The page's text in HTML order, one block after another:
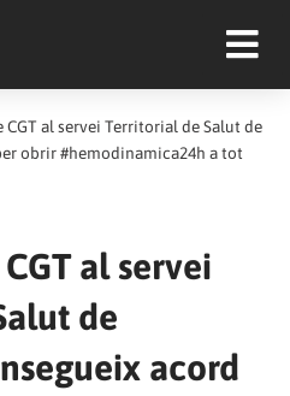
CGT al servei Territorial de Salut de
obrir #hemodinamica24h a tot
al servei
de
acord